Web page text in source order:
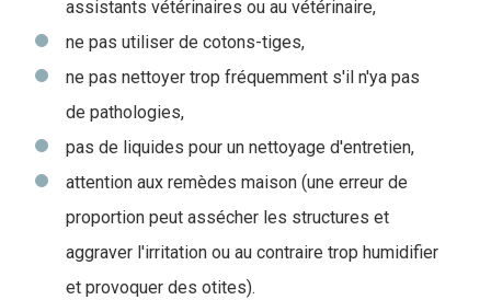
assistants vétérinaires ou au vétérinaire,
ne pas utiliser de cotons-tiges,
ne pas nettoyer trop fréquemment s'il n'ya pas
de pathologies,
pas de liquides pour un nettoyage d'entretien,
attention aux remèdes maison (une erreur de
proportion peut assécher les structures et
aggraver l'irritation ou au contraire trop humidifier
et provoquer des otites).